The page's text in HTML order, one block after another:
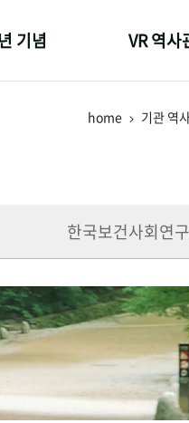
기념
KIHASA
VR 역사
home 기관 역
한국보건사회연